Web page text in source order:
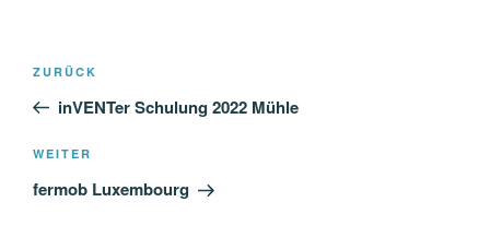
Beitragsnavigation
Vorheriger
Beitrag
ZURÜCK
inVENTer Schulung 2022 Mühle
Nächster
Beitrag
WEITER
fermob Luxembourg